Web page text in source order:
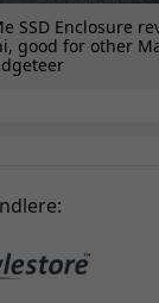
SSD Enclosure
good for other